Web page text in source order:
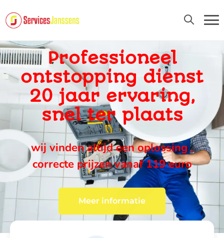
Professioneel
ontstopping dienst
20 jaar ervaring,
snel ter plaats
wij vinden altijd een oplossing ,
correcte prijzen vanaf 119 euro
Meer informatie